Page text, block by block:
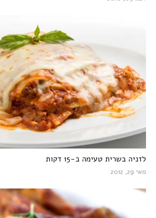
לזניה בשרית טעימה ב-15 דקות
מאי 29, 2012